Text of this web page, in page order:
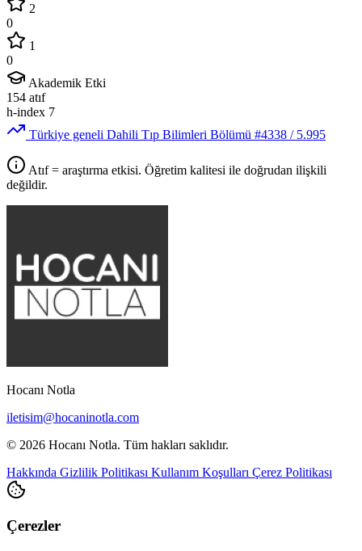
2
0
1
0
Akademik Etki
154 atıf
h-index 7
Türkiye geneli Dahili Tıp Bilimleri Bölümü #4338 / 5.995
Atıf = araştırma etkisi. Öğretim kalitesi ile doğrudan ilişkili
değildir.
Hocanı Notla
iletisim@hocaninotla.com
© 2026 Hocanı Notla. Tüm hakları saklıdır.
Hakkında Gizlilik Politikası Kullanım Koşulları Çerez Politikası
Çerezler